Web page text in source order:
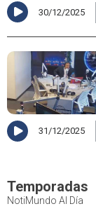
30/12/2025
31/12/2025
Temporadas
NotiMundo Al Día